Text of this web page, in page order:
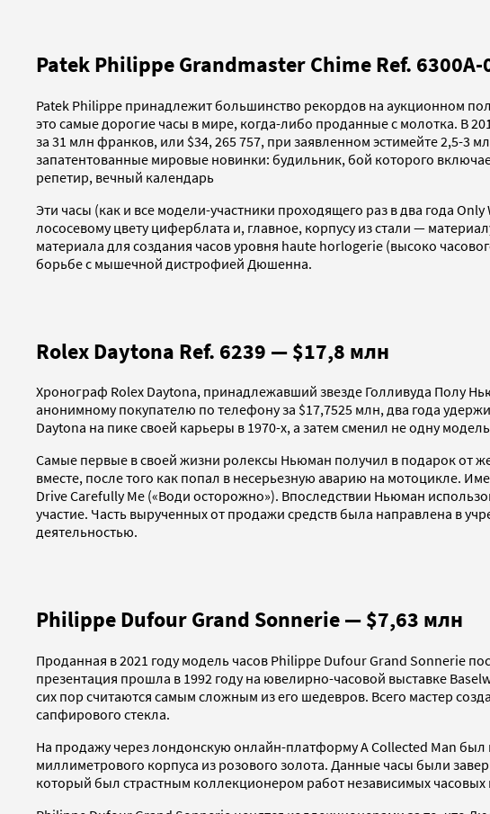
Patek Philippe Grandmaster Chime Ref.
Patek Philippe принадлежит большинство рекордов на аукционном
это самые дорогие часы в мире, когда-либо проданные с молотка. В
за 31 млн франков, или $34, 265 757, при заявленном эстимейте 2,5-3
запатентованные мировые новинки: будильник, бой которого
репетир, вечный календарь
Эти часы (как и все модели-участники проходящего раз в два года
лососевому цвету циферблата и, главное, корпусу из стали —
материала для создания часов уровня haute horlogerie (высоко
борьбе с мышечной дистрофией Дюшенна.
Rolex Daytona Ref. 6239 — $17,8 млн
Хронограф Rolex Daytona, принадлежавший звезде Голливуда Полу
анонимному покупателю по телефону за $17,7525 млн, два года
Daytona на пике своей карьеры в 1970-х, а затем сменил не одну
Самые первые в своей жизни ролексы Ньюман получил в подарок от
вместе, после того как попал в несерьезную аварию на мотоцикле.
Drive Carefully Me («Води осторожно»). Впоследствии Ньюман
участие. Часть вырученных от продажи средств была направлена в
деятельностью.
Philippe Dufour Grand Sonnerie — $7,63 млн
Проданная в 2021 году модель часов Philippe Dufour Grand Sonnerie
презентация прошла в 1992 году на ювелирно-часовой выставке
сих пор считаются самым сложным из его шедевров. Всего мастер
сапфирового стекла.
На продажу через лондонскую онлайн-платформу A Collected Man
миллиметрового корпуса из розового золота. Данные часы были
который был страстным коллекционером работ независимых